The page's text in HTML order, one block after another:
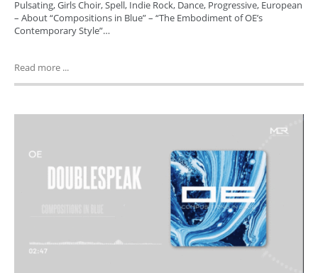
Pulsating, Girls Choir, Spell, Indie Rock, Dance, Progressive, European
– About “Compositions in Blue” – “The Embodiment of OE’s
Contemporary Style”…
Read more ...